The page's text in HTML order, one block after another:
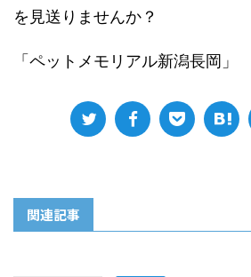
を見送りませんか？
「ペットメモリアル新潟長岡」
関連記事